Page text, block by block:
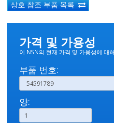
상호 참조 부품 목록
가격 및 가용성
이 NSN의 현재 가격 및 가용성에 대
부품 번호:
양: